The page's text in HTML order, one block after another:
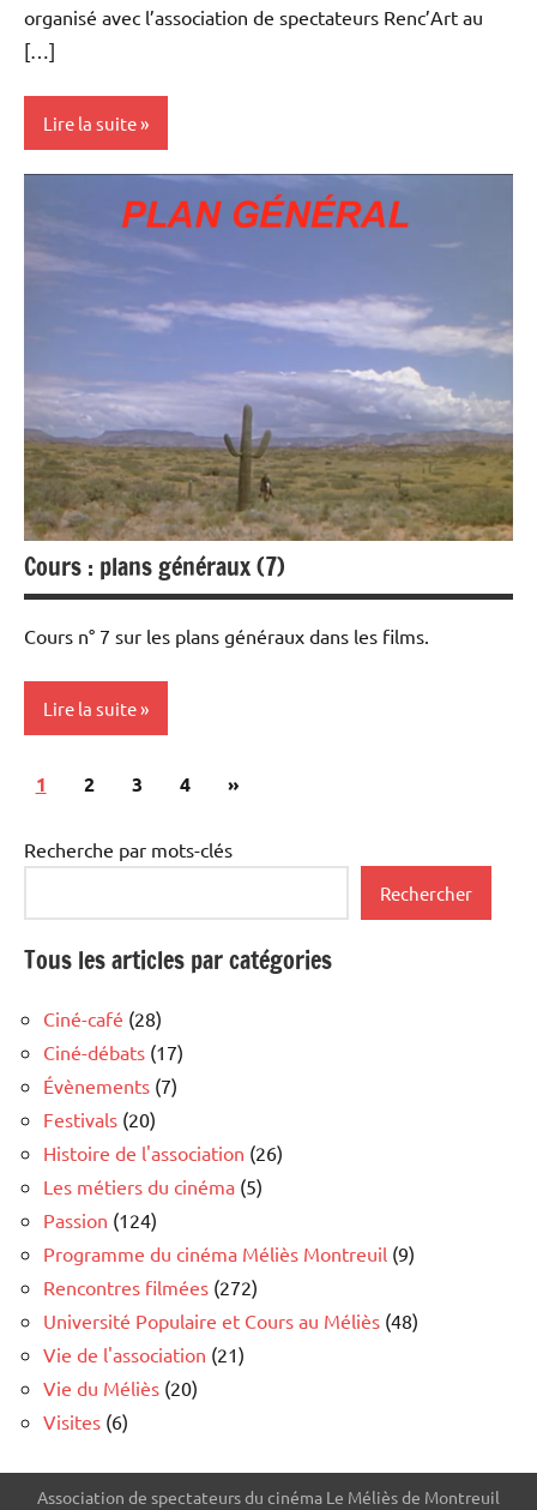
organisé avec l’association de spectateurs Renc’Art au
[…]
Lire la suite
Cours : plans généraux (7)
Cours n° 7 sur les plans généraux dans les films.
Lire la suite
Rencontres
Université
et Cours
Pagination
publications
1 2 3 4
Articles
»
Recherche par mots-clés
Rechercher
Tous les articles par catégories
Ciné-café (28)
Ciné-débats (17)
Évènements (7)
Festivals (20)
Histoire de l'association (26)
Les métiers du cinéma (5)
Passion (124)
Programme du cinéma Méliès Montreuil (9)
Rencontres filmées (272)
Université Populaire et Cours au Méliès (48)
Vie de l'association (21)
Vie du Méliès (20)
Visites (6)
Association de spectateurs du cinéma Le Méliès de Montreuil